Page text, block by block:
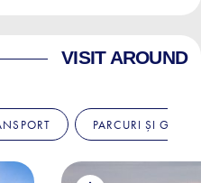
VISIT AROUND
PARCURI ȘI